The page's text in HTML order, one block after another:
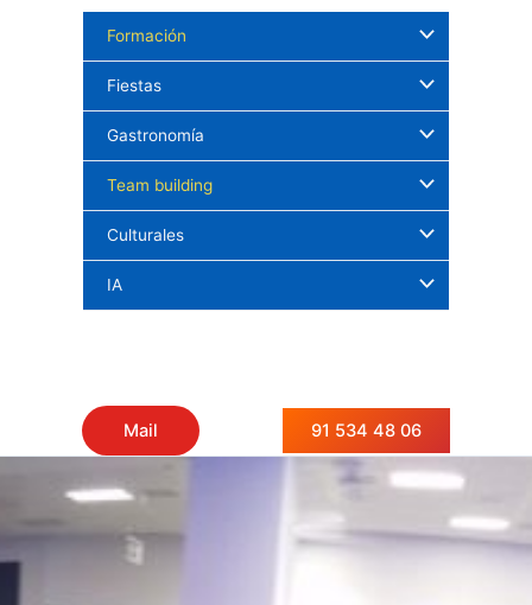
Formación
Fiestas
Gastronomía
Team building
Culturales
IA
Mail 91 534 48 06